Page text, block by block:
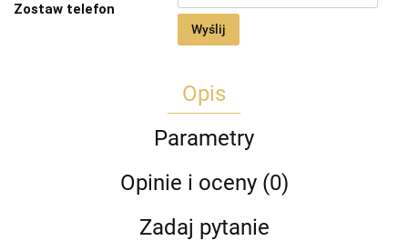
Zostaw telefon
Wyślij
Opis
Parametry
Opinie i oceny (0)
Zadaj pytanie